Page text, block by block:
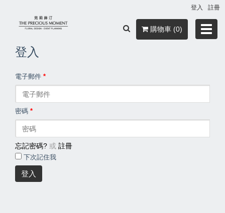
登入 註冊
購物車 (0)
登入
電子郵件 *
密碼 *
忘記密碼? 或 註冊
下次記住我
登入